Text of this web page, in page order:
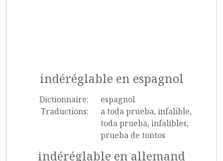
indéréglable en espagnol
Dictionnaire:
espagnol
Traductions:
a toda prueba, infalible,
toda prueba, infalibles,
prueba de tontos
indéréglable en allemand